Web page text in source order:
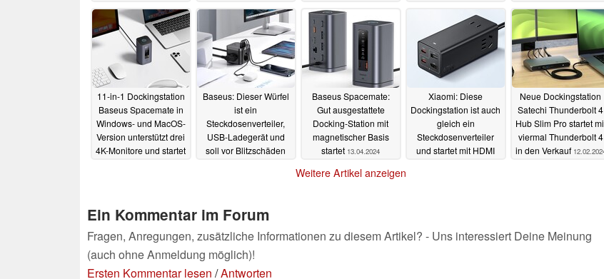
25.10.2024 21.07.2024
11-in-1 Dockingstation
Baseus Spacemate in
Windows- und MacOS-
Version unterstützt drei
4K-Monitore und startet
Baseus: Dieser Würfel
ist ein
Steckdosenverteiler,
USB-Ladegerät und
soll vor Blitzschäden
Baseus Spacemate:
Gut ausgestattete
Docking-Station mit
magnetischer Basis
startet 13.04.2024
Xiaomi: Diese
Dockingstation ist auch
gleich ein
Steckdosenverteiler
und startet mit HDMI
Neue Dockingstation
Satechi Thunderbolt 4
Hub Slim Pro startet
viermal Thunderbolt 4
in den Verkauf
Weitere Artikel anzeigen
Ein Kommentar im Forum
Fragen, Anregungen, zusätzliche Informationen zu diesem Artikel? - Uns interessiert Deine Meinung
(auch ohne Anmeldung möglich)!
Ersten Kommentar lesen /Antworten